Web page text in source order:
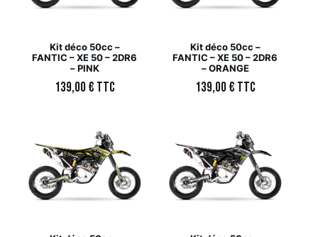
Kit déco 50cc –
FANTIC – XE 50 – 2DR6
– PINK
139,00€ TTC
Kit déco 50cc –
FANTIC – XE 50 – 2DR6
– ORANGE
139,00€ TTC